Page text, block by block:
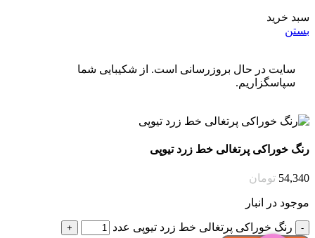
سبد خرید
بستن
سایت در حال بروزرسانی است. از شکیبایی شما
سپاسگزاریم.
رنگ خوراکی پرتغالی خط زرد تیوپی
54,340 تومان
موجود در انبار
رنگ خوراکی پرتغالی خط زرد تیوپی عدد